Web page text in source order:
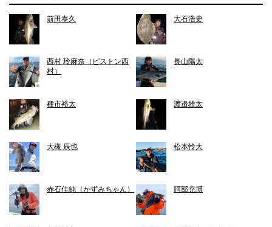
前田泰久 大石浩史
西村 玲麻奈（ピストン西
村）
長山陽太
種市裕太 渡邉雄太
大槻 辰也 松本怜大
赤石佳純（かずみちゃん） 阿部充博